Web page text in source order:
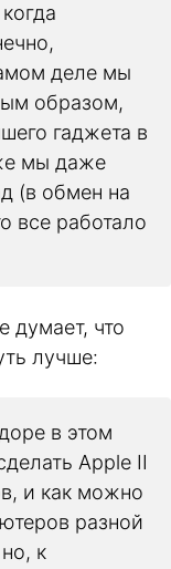
деле мы
образом,
гаджета в
мы даже
(в обмен на
все работало
думает, что
лучше:
в этом
Apple II
и как можно
разной
к